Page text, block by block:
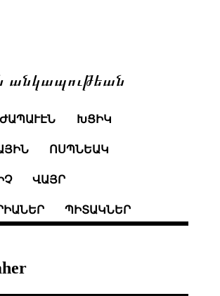
անկապութեան
ԺԱՊԱՒԷՆ ԽՑԻԿ
ՈՍՊՆԵԱԿ
ՎԱՅՐ
ՊԻՏԱԿՆԵՐ